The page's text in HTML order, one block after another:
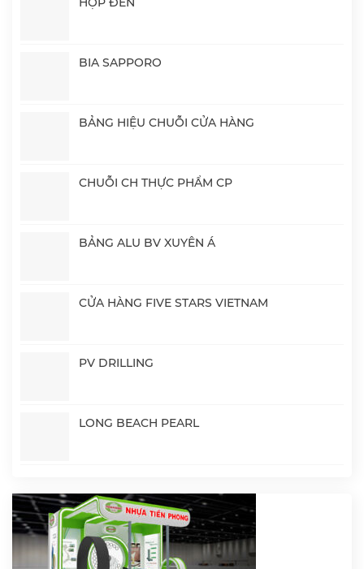
BIA SAPPORO
BẢNG HIỆU CHUỖI CỬA HÀNG
CHUỖI CH THỰC PHẨM CP
BẢNG ALU BV XUYÊN Á
CỬA HÀNG FIVE STARS VIETNAM
PV DRILLING
LONG BEACH PEARL